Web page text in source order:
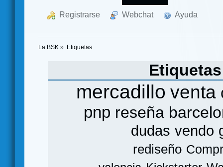
Registrarse Webchat Ayuda
La BSK » Etiquetas
mercadillo venta
pnp reseña
dudas vendo
rediseño